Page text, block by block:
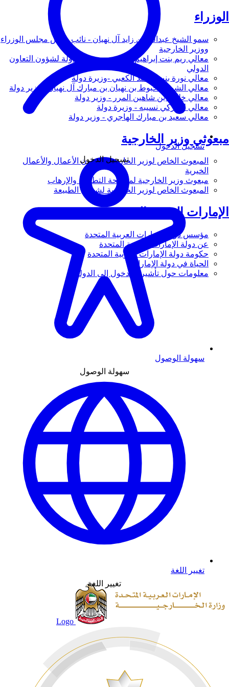
الوزراء
سمو الشيخ عبدالله بن زايد آل نهيان - نائب رئيس مجلس الوزراء
ووزير الخارجية
معالي ريم بنت إبراهيم الهاشمي - وزيرة دولة لشؤون التعاون
الدولي
معالي نورة بنت محمد الكعبي -وزيرة دولة
معالي الشيخ شخبوط بن نهيان بن مبارك آل نهيان - وزير دولة
معالي خليفة بن شاهين المرر - وزير دولة
معالي لانا زكي نسيبه - وزيرة دولة
معالي سعيد بن مبارك الهاجري - وزير دولة
مبعوثي وزير الخارجية
المبعوث الخاص لوزير الخارجية لشؤون الأعمال والأعمال
الخيرية
مبعوث وزير الخارجية لمكافحة التطرف والإرهاب
المبعوث الخاص لوزير الخارجية لشؤون الطبيعة
الإمارات العربية المتحدة
مؤسس دولة الإمارات العربية المتحدة
عن دولة الإمارات العربية المتحدة
حكومة دولة الإمارات العربية المتحدة
الحياة في دولة الإمارات
معلومات حول تأشيرة الدخول إلى الدولة
تسجيل الدخول
تسجيل الدخول
سهولة الوصول
سهولة الوصول
تغيير اللغة
تغيير اللغة
Logo